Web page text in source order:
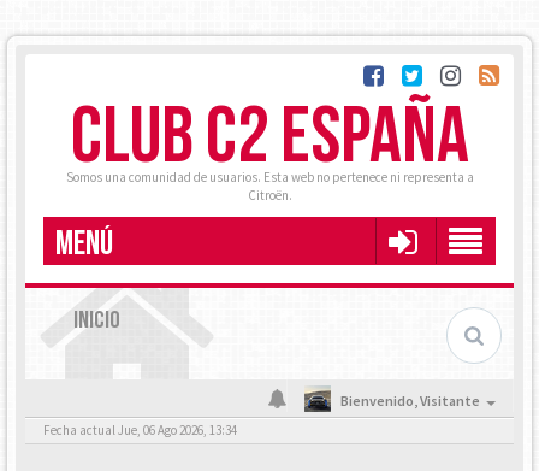
CLUB C2 ESPAÑA
Somos una comunidad de usuarios. Esta web no pertenece ni representa a
Citroën.
MENÚ
INICIO
Bienvenido,Visitante
Fecha actual Jue, 06 Ago 2026, 13:34